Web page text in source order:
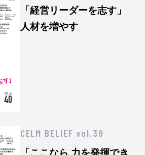
「経営リーダーを志す」
人材を増やす
CELM BELIEF vol.39